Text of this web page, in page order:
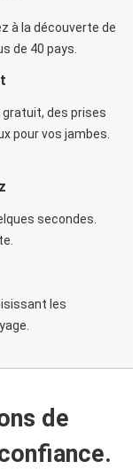
à la découverte de
de 40 pays.
gratuit, des prises
pour vos jambes.
secondes.
les
de